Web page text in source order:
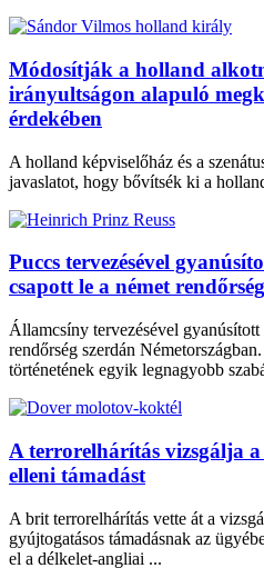
Módosítják a holland
irányultságon alapuló
érdekében
A holland képviselőház és a
javaslatot, hogy bővítsék ki a
Puccs tervezésével
csapott le a német rendőrség
Államcsíny tervezésével
rendőrség szerdán
történetének egyik legnagyobb
A terrorelhárítás vizsgálja
elleni támadást
A brit terrorelhárítás vette át a
gyújtogatásos támadásnak az
el a délkelet-angliai ...